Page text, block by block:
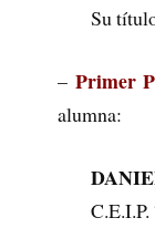
Su
– Primer
alumna: